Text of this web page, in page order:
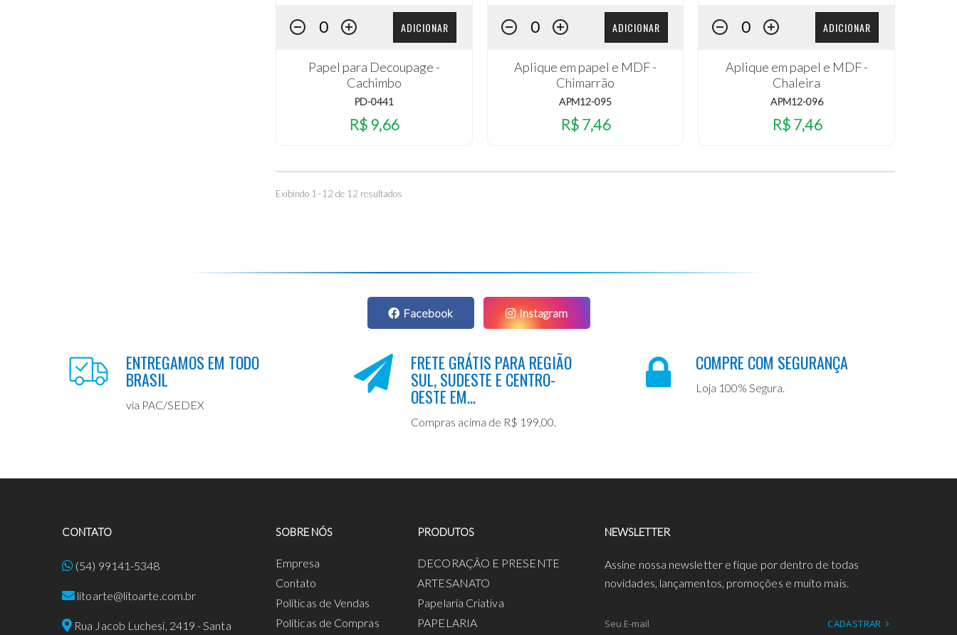
ADICIONAR
Papel para Decoupage -
Cachimbo
PD-0441
R$ 9,66
ADICIONAR
Aplique em papel e MDF -
Chimarrão
APM12-095
R$ 7,46
ADICIONAR
Aplique em papel e MDF -
Chaleira
APM12-096
R$ 7,46
Exibindo 1–12 de 12 resultados
Facebook Instagram
ENTREGAMOS EM TODO
BRASIL
via PAC/SEDEX
FRETE GRÁTIS PARA REGIÃO
SUL, SUDESTE E CENTRO-
OESTE EM...
Compras acima de R$ 199,00.
COMPRE COM SEGURANÇA
Loja 100% Segura.
CONTATO
(54) 99141-5348
litoarte@litoarte.com.br
Rua Jacob Luchesi, 2419 - Santa
SOBRE NÓS
Empresa
Contato
Políticas de Vendas
Políticas de Compras
PRODUTOS
DECORAÇÃO E PRESENTE
ARTESANATO
Papelaria Criativa
PAPELARIA
NEWSLETTER
Assine nossa newsletter e fique por dentro de todas
novidades, lançamentos, promoções e muito mais.
CADASTRAR